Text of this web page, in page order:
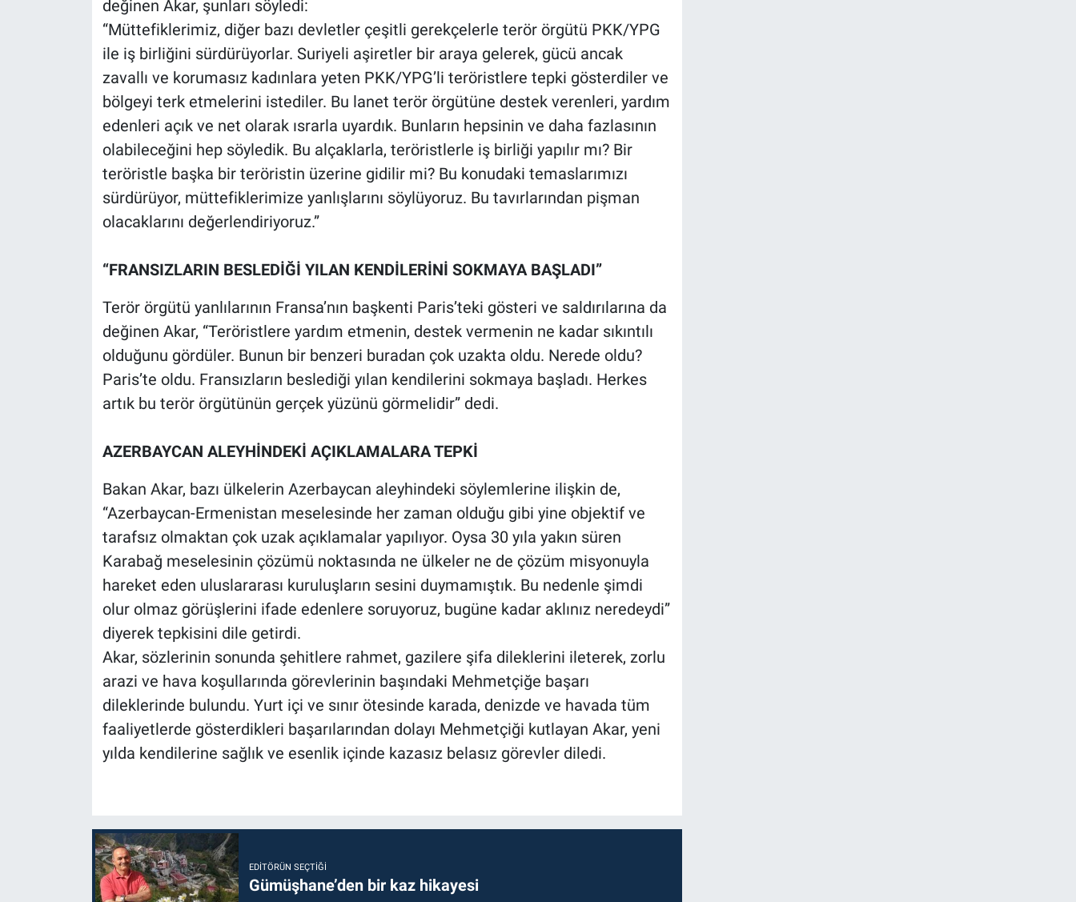
değinen Akar, şunları söyledi:
“Müttefiklerimiz, diğer bazı devletler çeşitli gerekçelerle terör örgütü PKK/YPG
ile iş birliğini sürdürüyorlar. Suriyeli aşiretler bir araya gelerek, gücü ancak
zavallı ve korumasız kadınlara yeten PKK/YPG’li teröristlere tepki gösterdiler ve
bölgeyi terk etmelerini istediler. Bu lanet terör örgütüne destek verenleri, yardım
edenleri açık ve net olarak ısrarla uyardık. Bunların hepsinin ve daha fazlasının
olabileceğini hep söyledik. Bu alçaklarla, teröristlerle iş birliği yapılır mı? Bir
teröristle başka bir teröristin üzerine gidilir mi? Bu konudaki temaslarımızı
sürdürüyor, müttefiklerimize yanlışlarını söylüyoruz. Bu tavırlarından pişman
olacaklarını değerlendiriyoruz.”
“FRANSIZLARIN BESLEDİĞİ YILAN KENDİLERİNİ SOKMAYA BAŞLADI”
Terör örgütü yanlılarının Fransa’nın başkenti Paris’teki gösteri ve saldırılarına da
değinen Akar, “Teröristlere yardım etmenin, destek vermenin ne kadar sıkıntılı
olduğunu gördüler. Bunun bir benzeri buradan çok uzakta oldu. Nerede oldu?
Paris’te oldu. Fransızların beslediği yılan kendilerini sokmaya başladı. Herkes
artık bu terör örgütünün gerçek yüzünü görmelidir” dedi.
AZERBAYCAN ALEYHİNDEKİ AÇIKLAMALARA TEPKİ
Bakan Akar, bazı ülkelerin Azerbaycan aleyhindeki söylemlerine ilişkin de,
“Azerbaycan-Ermenistan meselesinde her zaman olduğu gibi yine objektif ve
tarafsız olmaktan çok uzak açıklamalar yapılıyor. Oysa 30 yıla yakın süren
Karabağ meselesinin çözümü noktasında ne ülkeler ne de çözüm misyonuyla
hareket eden uluslararası kuruluşların sesini duymamıştık. Bu nedenle şimdi
olur olmaz görüşlerini ifade edenlere soruyoruz, bugüne kadar aklınız neredeydi”
diyerek tepkisini dile getirdi.
Akar, sözlerinin sonunda şehitlere rahmet, gazilere şifa dileklerini ileterek, zorlu
arazi ve hava koşullarında görevlerinin başındaki Mehmetçiğe başarı
dileklerinde bulundu. Yurt içi ve sınır ötesinde karada, denizde ve havada tüm
faaliyetlerde gösterdikleri başarılarından dolayı Mehmetçiği kutlayan Akar, yeni
yılda kendilerine sağlık ve esenlik içinde kazasız belasız görevler diledi.
EDITÖRÜN SEÇTIĞI
Gümüşhane’den bir kaz hikayesi